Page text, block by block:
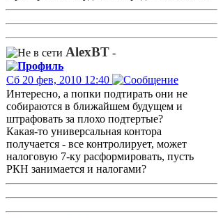
AlexBT -
Сб 20 фев, 2010 12:40
Интересно, а попки подтирать они не
собираются в ближайшем будущем и
штрафовать за плохо подтертые?
Какая-то универсальная контора
получается - все контролирует, может
налоговую 7-ку расформировать, пусть
РКН занимается и налогами?